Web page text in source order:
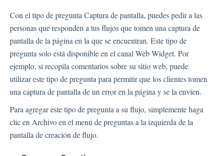
Tipos de Preguntas Preguntas Frecuentes
Botones
GDPR
Idioma
Páginas de flujo
Configuración de flujo
Canales
Con el tipo de pregunta Captura de pantalla, puedes pedir a las
personas que responden a tus flujos que tomen una captura de
pantalla de la página en la que se encuentran. Este tipo de
pregunta solo está disponible en el canal Web Widget. Por
ejemplo, si recopila comentarios sobre su sitio web, puede
utilizar este tipo de pregunta para permitir que los clientes tomen
una captura de pantalla de un error en la página y se la envíen.
Para agregar este tipo de pregunta a su flujo, simplemente haga
clic en Archivo en el menú de preguntas a la izquierda de la
pantalla de creación de flujo.